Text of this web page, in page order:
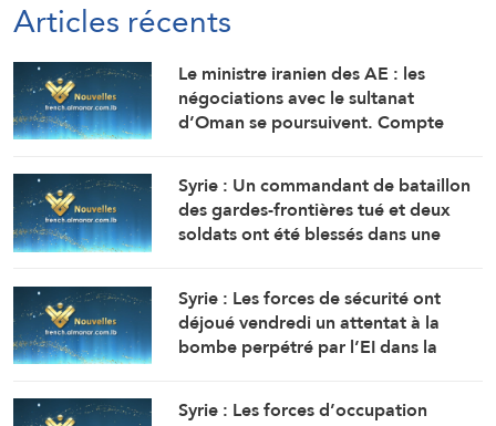
Articles récents
Le ministre iranien des AE : les
négociations avec le sultanat
d’Oman se poursuivent. Compte
travaux sont en cours pour définir
une voie maritime temporaire. Un
accord définitif est imminent.
Syrie : Un commandant de bataillon
des gardes-frontières tué et deux
soldats ont été blessés dans une
nord-ouest du pays.
Syrie : Les forces de sécurité ont
déjoué vendredi un attentat à la
bombe perpétré par l’EI dans la
campagne de Damas.
Syrie : Les forces d’occupation